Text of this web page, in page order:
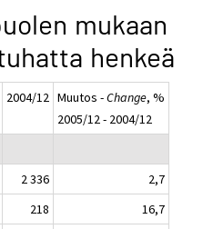
mukaan
henkeä
2004/12 Muutos -Change, %
2005/12 - 2004/12
2 336
2,7
218
16,7